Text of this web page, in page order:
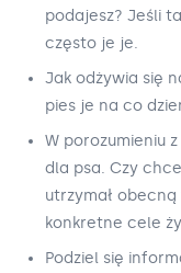
podajesz? Jeśli
często je je.
Jak odżywia się
pies je na co
W porozumieniu
dla psa. Czy
utrzymał
konkretne cele
Podziel się